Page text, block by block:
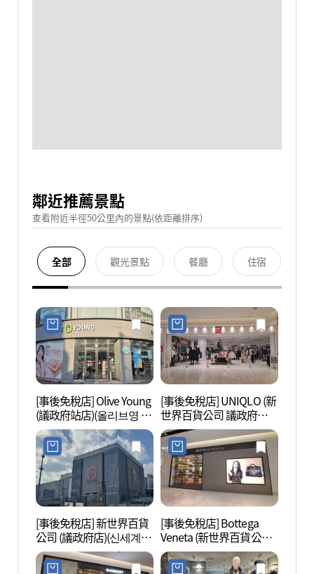
鄰近推薦景點
查看附近半徑50公里內的景點(依距離排序)
全部 觀光景點 餐廳 住宿
[事後免稅店] Olive Young
(議政府站店)(올리브영 의
정부역점)
[事後免稅店] UNIQLO (新
世界百貨公司 議政府店)
(유니클로 신세계백화점
의정부점)
[事後免稅店] 新世界百貨
公司 (議政府店)(신세계백
화점 의정부점)
[事後免稅店] Bottega
Veneta (新世界百貨公司
議政府店)(보테가베네타
신세계백화점 의정부점)